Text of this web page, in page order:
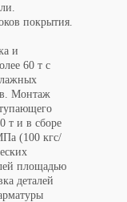
покрытия.
и
60 т с
Монтаж
т и в сборе
(100 кгс/
площадью
деталей